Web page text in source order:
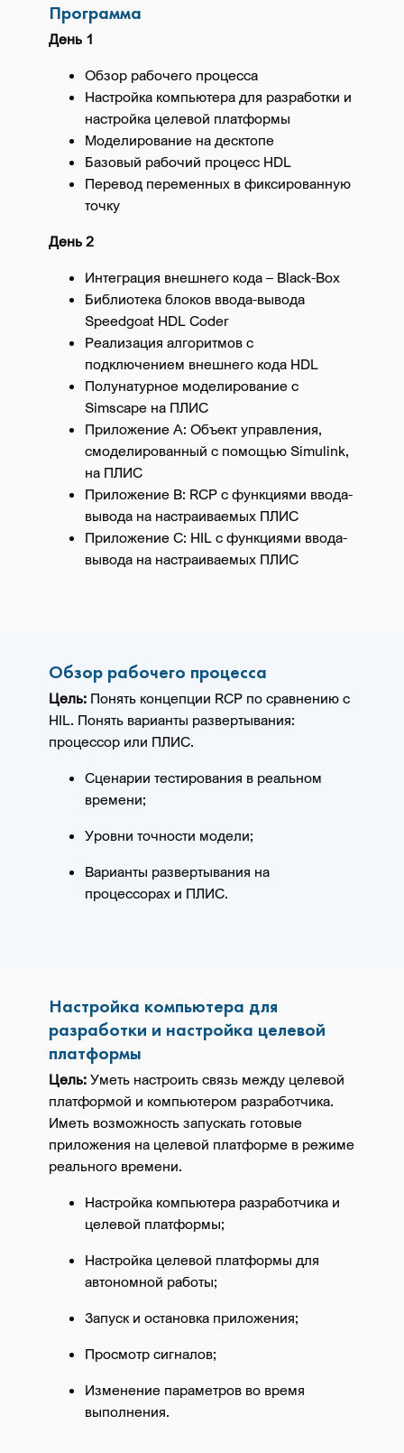
Программа
День 1
Обзор рабочего процесса
Настройка компьютера для разработки и
настройка целевой платформы
Моделирование на десктопе
Базовый рабочий процесс HDL
Перевод переменных в фиксированную
точку
День 2
Интеграция внешнего кода – Black-Box
Библиотека блоков ввода-вывода
Speedgoat HDL Coder
Реализация алгоритмов с
подключением внешнего кода HDL
Полунатурное моделирование с
Simscape на ПЛИС
Приложение A: Объект управления,
смоделированный с помощью Simulink,
на ПЛИС
Приложение B: RCP с функциями ввода-
вывода на настраиваемых ПЛИС
Приложение C: HIL с функциями ввода-
вывода на настраиваемых ПЛИС
Обзор рабочего процесса
Цель: Понять концепции RCP по сравнению с
HIL. Понять варианты развертывания:
процессор или ПЛИС.
Сценарии тестирования в реальном
времени;
Уровни точности модели;
Варианты развертывания на
процессорах и ПЛИС.
Настройка компьютера для
разработки и настройка целевой
платформы
Цель: Уметь настроить связь между целевой
платформой и компьютером разработчика.
Иметь возможность запускать готовые
приложения на целевой платформе в режиме
реального времени.
Настройка компьютера разработчика и
целевой платформы;
Настройка целевой платформы для
автономной работы;
Запуск и остановка приложения;
Просмотр сигналов;
Изменение параметров во время
выполнения.